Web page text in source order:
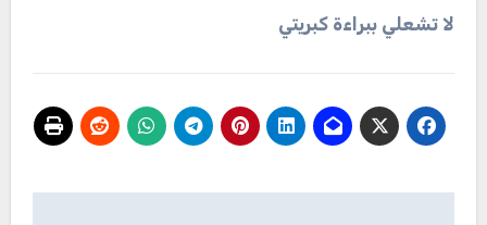
لا تشعلي ببراءة كبريتي